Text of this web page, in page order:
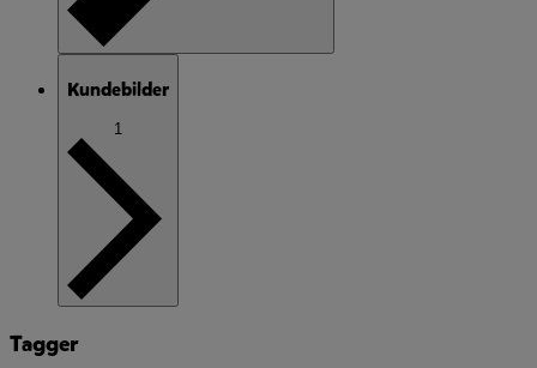
Kundebilder
1
Tagger